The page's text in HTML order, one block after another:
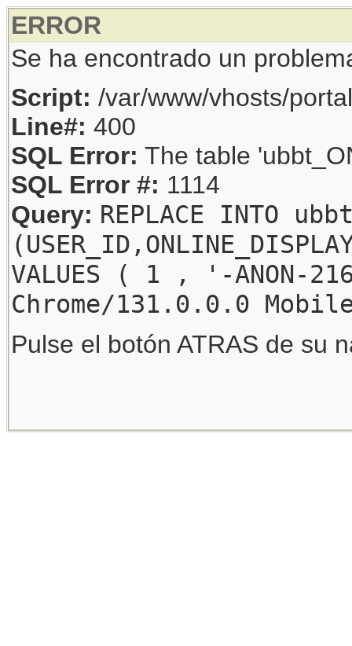
ERROR
Se ha encontrado un
Script: /var/www/vhosts/
Line#: 400
SQL Error: The table
SQL Error #: 1114
Query: REPLACE INTO
VALUES ( 1 , '-
Chrome/131.0.0.0
Pulse el botón ATRAS de su